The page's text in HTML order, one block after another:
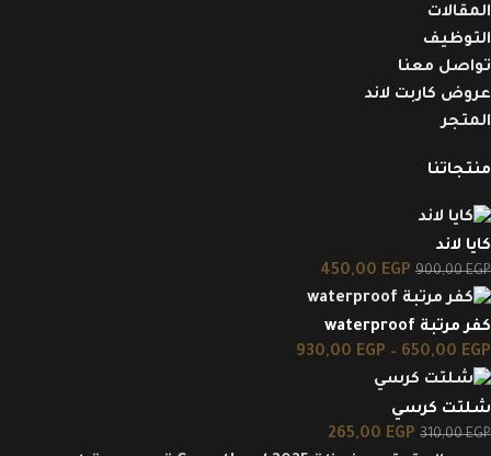
المقالات
التوظيف
تواصل معنا
عروض كاربت لاند
المتجر
منتجاتنا
كايا لاند
900,00EGP
450,00 EGP
كفر مرتبة waterproof
650,00 EGP
–
930,00 EGP
شلتت كرسي
310,00EGP
265,00 EGP